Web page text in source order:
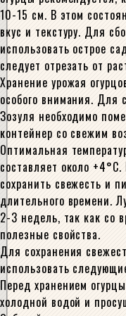
10-15 см. В этом
вкус и текстуру. Для
использовать острое
следует отрезать от
Хранение урожая
особого внимания. Для
Зозуля необходимо
контейнер со свежим
Оптимальная
составляет около
сохранить свежесть и
длительного времени.
2-3 недель, так как со
полезные свойства.
Для сохранения
использовать
Перед хранением
холодной водой и